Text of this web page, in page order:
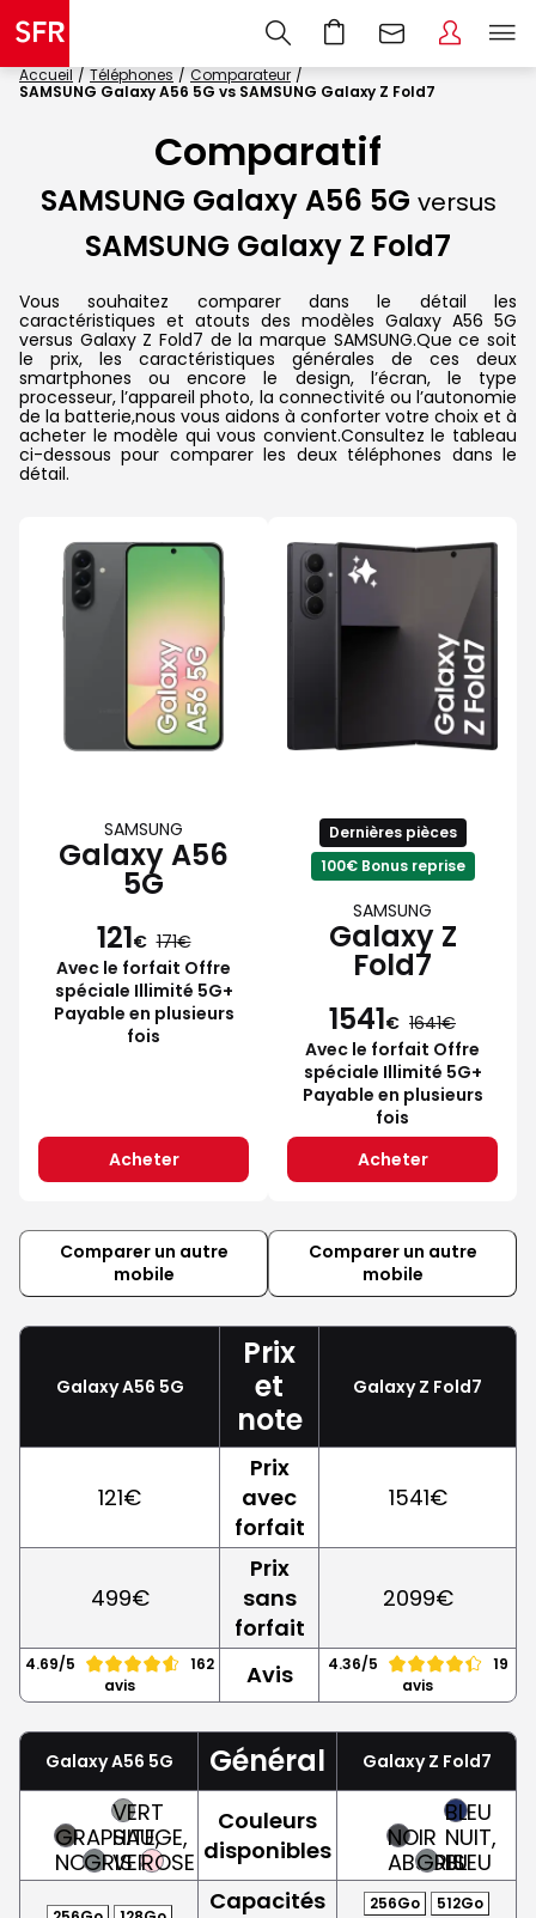
Accueil Téléphones
Comparateur
SAMSUNG Galaxy A56 5G vs SAMSUNG Galaxy Z Fold7
Comparatif
SAMSUNG Galaxy A56 5G versus
SAMSUNG Galaxy Z Fold7
Vous souhaitez comparer dans le détail les
caractéristiques et atouts des modèles Galaxy A56 5G
versus Galaxy Z Fold7 de la marque SAMSUNG.Que ce soit
le prix, les caractéristiques générales de ces deux
smartphones ou encore le design, l’écran, le type
processeur, l’appareil photo, la connectivité ou l’autonomie
de la batterie,nous vous aidons à conforter votre choix et à
acheter le modèle qui vous convient.Consultez le tableau
ci-dessous pour comparer les deux téléphones dans le
détail.
SAMSUNG
Galaxy A56
5G
121€ 171
Avec le forfait Offre
spéciale Illimité 5G+
Payable en plusieurs
fois
Acheter
Dernières pièces
100€ Bonus reprise
SAMSUNG
Galaxy Z
Fold7
1541€ 1641
Avec le forfait Offre
spéciale Illimité 5G+
Payable en plusieurs
fois
Acheter
Comparer un autre
mobile
Comparer un autre
mobile
Galaxy A56 5G
Prix
et
note
Galaxy Z Fold7
121€
Prix
avec
forfait
1541€
499€
Prix
sans
forfait
2099€
4.69/5
162
avis
Avis 4.36/5
19
avis
Galaxy A56 5G Général Galaxy Z Fold7
GRAPHITE,
NOIRGRIS
VERT
SAUGE,
VERTROSE
Couleurs
disponibles
NOIR
ABSOLU
GRIS
BLEU
NUIT,
BLEU
Capacités
256Go
512Go